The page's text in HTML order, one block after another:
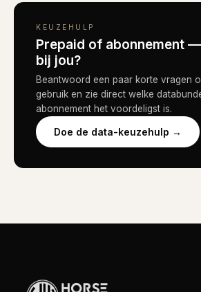
KEUZEHULP
Prepaid of abonnement
bij jou?
Beantwoord een paar korte vragen
gebruik en zie direct welke
abonnement het voordeligst is.
Doe de data-keuzehulp →